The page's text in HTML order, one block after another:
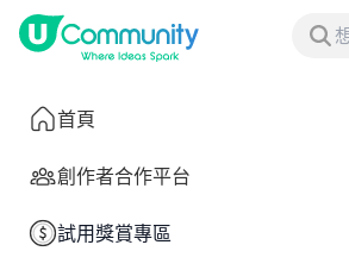
首頁
創作者合作平台
試用獎賞專區